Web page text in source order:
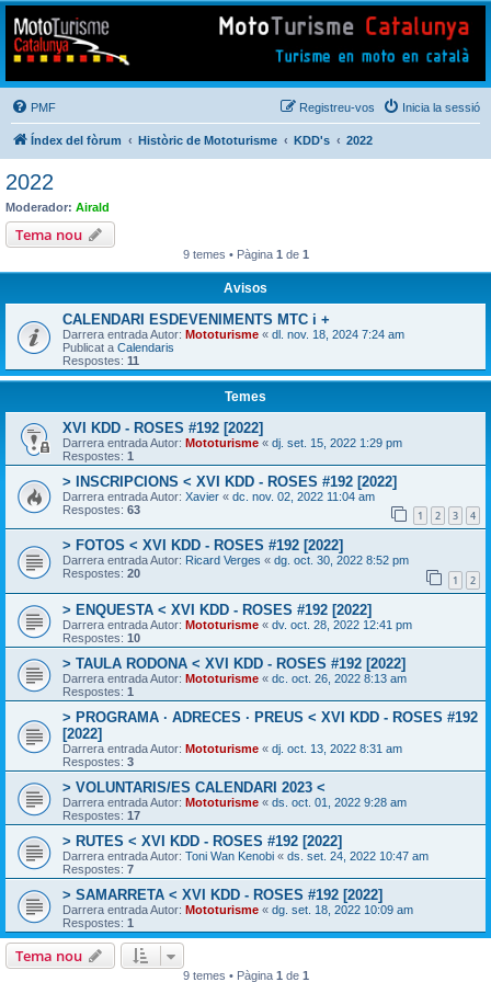
Mototurisme
Turisme en moto en català
PMF Inicia la sessió
Registreu-vos
Índex del fòrum Històric de Mototurisme KDD's 2022
2022
Moderador: Airald
Tema nou
9 temes • Pàgina 1 de 1
Avisos
CALENDARI ESDEVENIMENTS MTC i +
Darrera entrada Autor: Mototurisme « dl. nov. 18, 2024 7:24 am
Publicat a Calendaris
Respostes: 11
Temes
XVI KDD - ROSES #192 [2022]
Darrera entrada Autor: Mototurisme « dj. set. 15, 2022 1:29 pm
Respostes: 1
> INSCRIPCIONS < XVI KDD - ROSES #192 [2022]
Darrera entrada Autor: Xavier « dc. nov. 02, 2022 11:04 am
Respostes: 63 1 2 3 4
> FOTOS < XVI KDD - ROSES #192 [2022]
Darrera entrada Autor: Ricard Verges « dg. oct. 30, 2022 8:52 pm
Respostes: 20 1 2
> ENQUESTA < XVI KDD - ROSES #192 [2022]
Darrera entrada Autor: Mototurisme « dv. oct. 28, 2022 12:41 pm
Respostes: 10
> TAULA RODONA < XVI KDD - ROSES #192 [2022]
Darrera entrada Autor: Mototurisme « dc. oct. 26, 2022 8:13 am
Respostes: 1
> PROGRAMA · ADRECES · PREUS < XVI KDD - ROSES #192
[2022]
Darrera entrada Autor: Mototurisme « dj. oct. 13, 2022 8:31 am
Respostes: 3
> VOLUNTARIS/ES CALENDARI 2023 <
Darrera entrada Autor: Mototurisme « ds. oct. 01, 2022 9:28 am
Respostes: 17
> RUTES < XVI KDD - ROSES #192 [2022]
Darrera entrada Autor: Toni Wan Kenobi « ds. set. 24, 2022 10:47 am
Respostes: 7
> SAMARRETA < XVI KDD - ROSES #192 [2022]
Darrera entrada Autor: Mototurisme « dg. set. 18, 2022 10:09 am
Respostes: 1
Tema nou
9 temes • Pàgina 1 de 1